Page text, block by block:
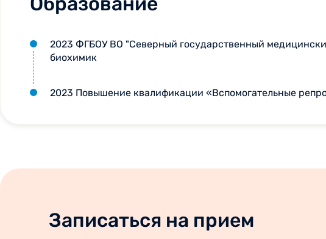
2023 ФГБОУ ВО "Северный государственный
биохимик
2023 Повышение квалификации «Вспомогательные
Записаться на прием